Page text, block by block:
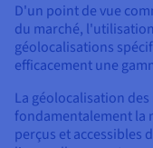
D'un point de vue
du marché,
géolocalisations
efficacement une
La géolocalisation
fondamentalement la
perçus et accessibles